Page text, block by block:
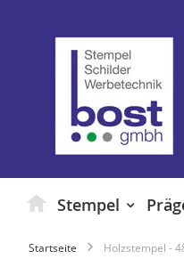
Stempel
Startseite Holzstempel -